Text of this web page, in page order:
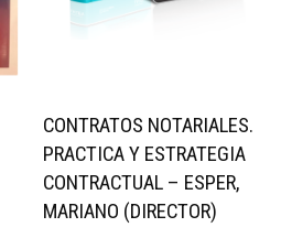
CONTRATOS NOTARIALES.
PRACTICA Y ESTRATEGIA
CONTRACTUAL – ESPER,
MARIANO (DIRECTOR)